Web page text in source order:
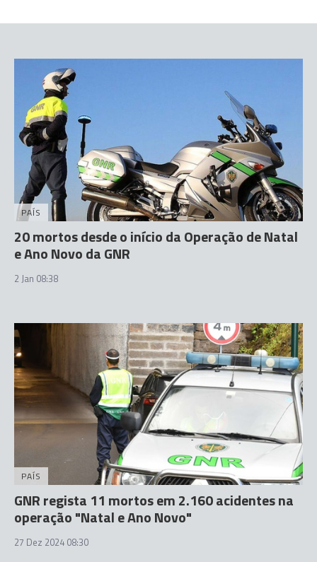
PAÍS
20 mortos desde o início da Operação de Natal
e Ano Novo da GNR
2 Jan 08:38
PAÍS
GNR regista 11 mortos em 2.160 acidentes na
operação "Natal e Ano Novo"
27 Dez 2024 08:30